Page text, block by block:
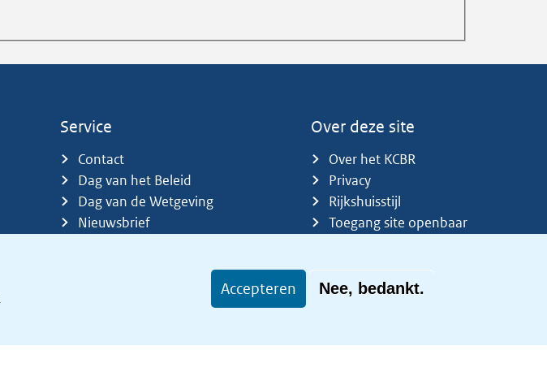
Accepteren Nee, bedankt.
Service
Contact
Dag van het Beleid
Dag van de Wetgeving
Nieuwsbrief
Over deze site
Over het KCBR
Privacy
Rijkshuisstijl
Toegang site openbaar